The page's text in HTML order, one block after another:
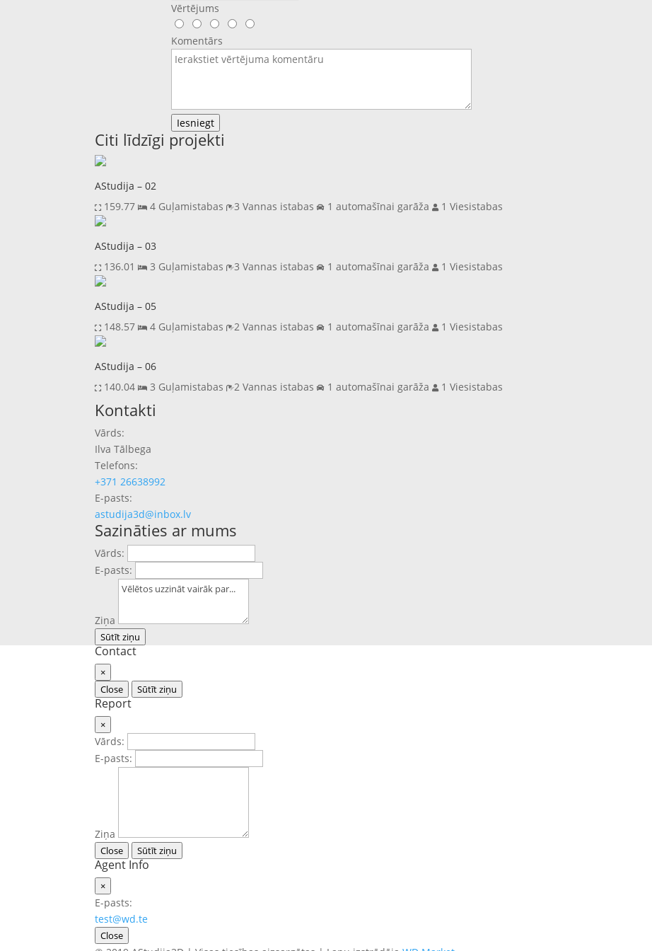
Vērtējums
Komentārs
Iesniegt
Citi līdzīgi projekti
AStudija – 02
159.77
4 Guļamistabas 3 Vannas istabas 1 automašīnai garāža 1 Viesistabas
AStudija – 03
136.01
3 Guļamistabas 3 Vannas istabas 1 automašīnai garāža 1 Viesistabas
AStudija – 05
148.57
4 Guļamistabas 2 Vannas istabas 1 automašīnai garāža 1 Viesistabas
AStudija – 06
140.04
3 Guļamistabas 2 Vannas istabas 1 automašīnai garāža
1 Viesistabas
Previous
Next
Kontakti
Vārds:
Ilva Tālbega
Telefons:
+371 26638992
E-pasts:
astudija3d@inbox.lv
Sazināties ar mums
Vārds:
E-pasts:
Ziņa
Sūtīt ziņu
Contact
×
Close
Sūtīt ziņu
Report
×
Vārds:
E-pasts:
Ziņa
Close Sūtīt ziņu
Agent Info
×
E-pasts:
test@wd.te
Close